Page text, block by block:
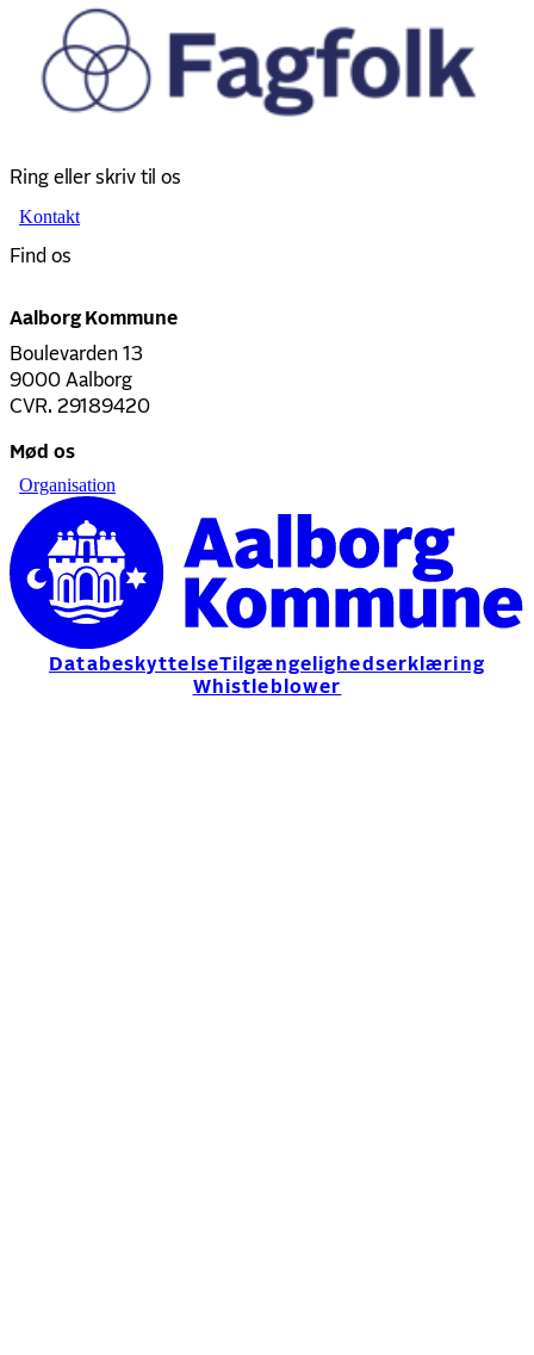
Ring eller skriv til os
Kontakt
Find os
Aalborg Kommune
Boulevarden 13
9000 Aalborg
CVR. 29189420
Mød os
Organisation
DatabeskyttelseTilgængelighedserklæring
Whistleblower